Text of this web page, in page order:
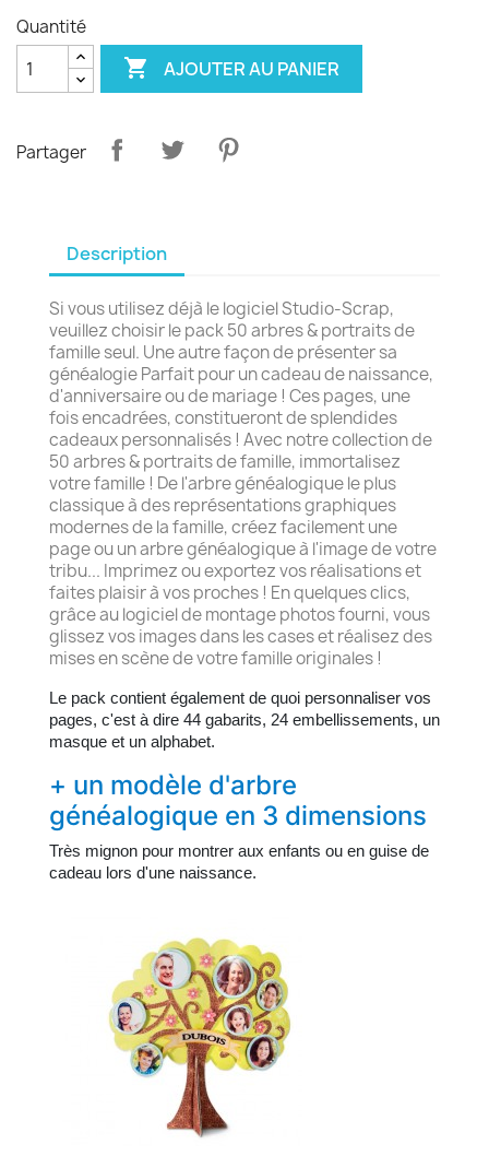
Quantité
 AJOUTER AU PANIER
Partager
Description
Si vous utilisez déjà le logiciel Studio-Scrap,
veuillez choisir le pack 50 arbres & portraits de
famille seul. Une autre façon de présenter sa
généalogie Parfait pour un cadeau de naissance,
d'anniversaire ou de mariage ! Ces pages, une
fois encadrées, constitueront de splendides
cadeaux personnalisés ! Avec notre collection de
50 arbres & portraits de famille, immortalisez
votre famille ! De l'arbre généalogique le plus
classique à des représentations graphiques
modernes de la famille, créez facilement une
page ou un arbre généalogique à l'image de votre
tribu... Imprimez ou exportez vos réalisations et
faites plaisir à vos proches ! En quelques clics,
grâce au logiciel de montage photos fourni, vous
glissez vos images dans les cases et réalisez des
mises en scène de votre famille originales !
Le pack contient également de quoi personnaliser vos
pages, c'est à dire 44 gabarits, 24 embellissements, un
masque et un alphabet.
+ un modèle d'arbre
généalogique en 3 dimensions
Très mignon pour montrer aux enfants ou en guise de
cadeau lors d'une naissance.